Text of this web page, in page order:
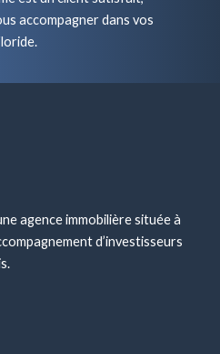
accompagner dans vos
agence immobilière située à
d’investisseurs